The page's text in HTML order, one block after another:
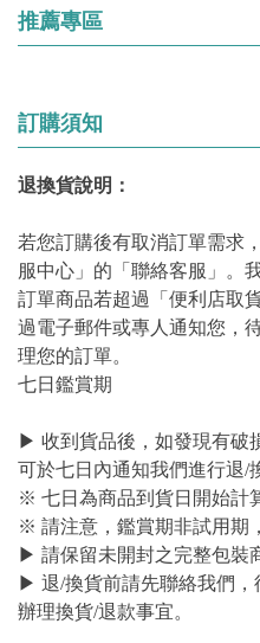
推薦專區
訂購須知
退換貨說明：
若您訂購後有取消訂單需求
服中心」的「聯絡客服」。
訂單商品若超過「便利店取
過電子郵件或專人通知您，
理您的訂單。
七日鑑賞期
▶ 收到貨品後，如發現有破
可於七日內通知我們進行退/
※ 七日為商品到貨日開始計
※ 請注意，鑑賞期非試用期
▶ 請保留未開封之完整包裝
▶ 退/換貨前請先聯絡我們，
辦理換貨/退款事宜。